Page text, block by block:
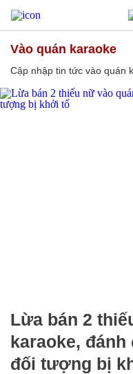
vào quán karaoke
Cập nhập tin tức vào quán
Lừa bán 2
karaoke, đánh
đối tượng bị